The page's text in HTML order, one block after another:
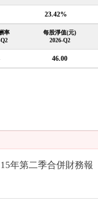
23.42%
率
每股淨值(元)
2026-Q2
46.00
年第二季合併財務報